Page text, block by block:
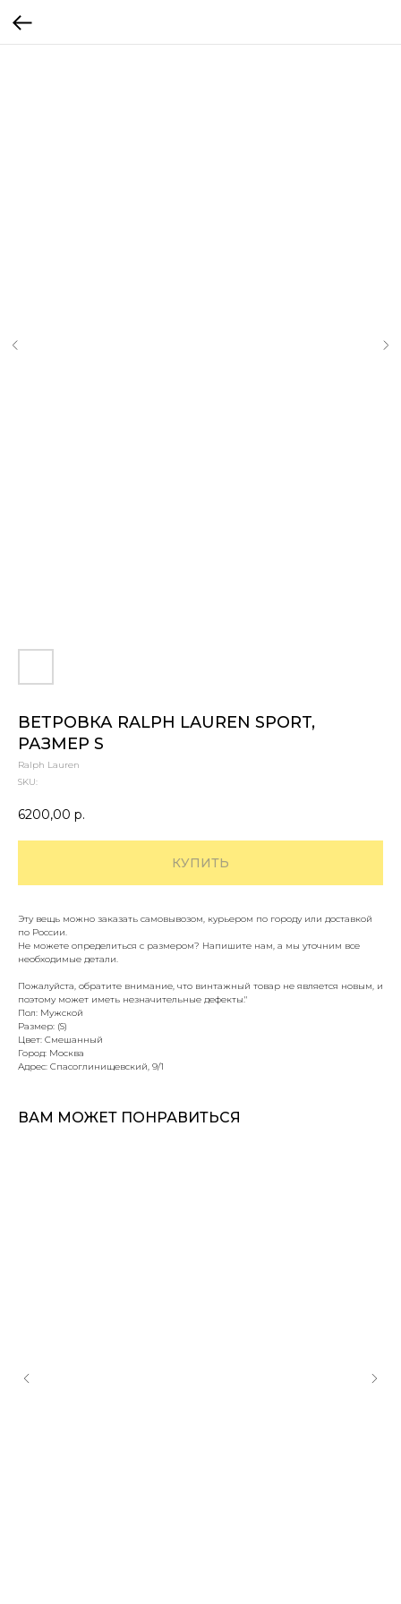
ВЕТРОВКА RALPH LAUREN SPORT,
РАЗМЕР S
Ralph Lauren
SKU:
6200,00 р.
КУПИТЬ
Эту вещь можно заказать самовывозом, курьером по городу или доставкой
по России.
Не можете определиться с размером? Напишите нам, а мы уточним все
необходимые детали.
Пожалуйста, обратите внимание, что винтажный товар не является новым, и
поэтому может иметь незначительные дефекты."
Пол: Мужской
Размер: (S)
Цвет: Смешанный
Город: Москва
Адрес: Спасоглинищевский, 9/1
ВАМ МОЖЕТ ПОНРАВИТЬСЯ